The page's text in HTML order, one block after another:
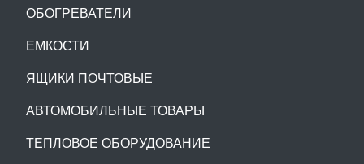
ОБОГРЕВАТЕЛИ
ЕМКОСТИ
ЯЩИКИ ПОЧТОВЫЕ
АВТОМОБИЛЬНЫЕ ТОВАРЫ
ТЕПЛОВОЕ ОБОРУДОВАНИЕ